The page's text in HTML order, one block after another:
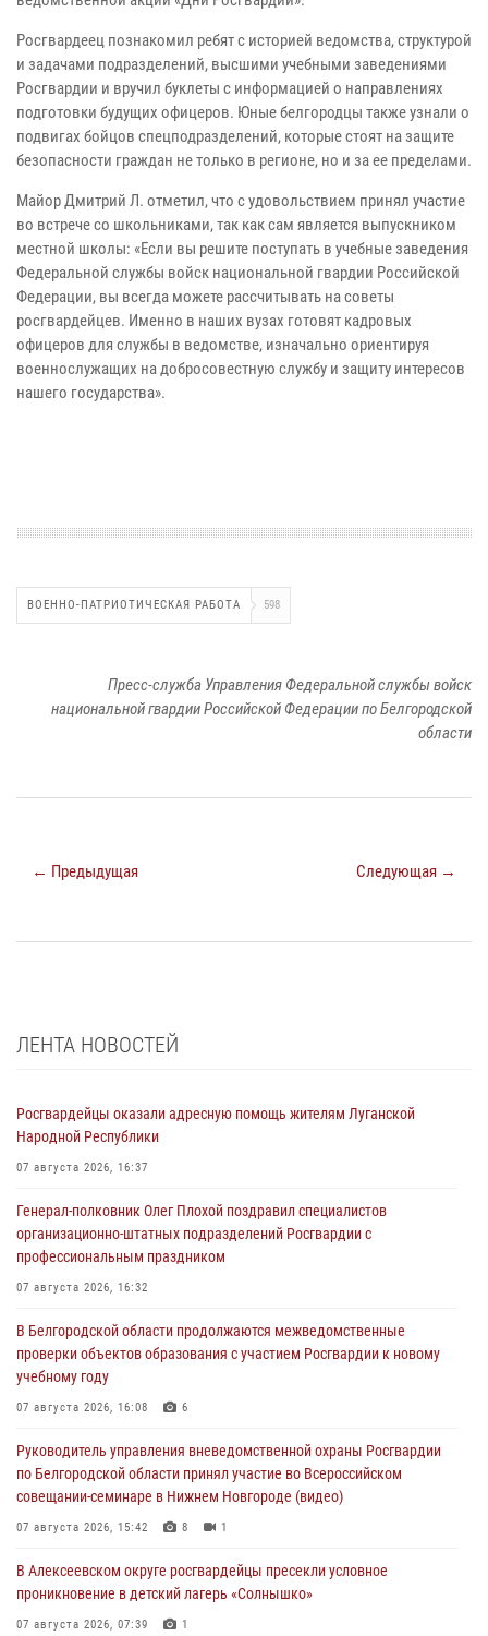
Росгвардеец познакомил ребят с историей ведомства, структурой
и задачами подразделений, высшими учебными заведениями
Росгвардии и вручил буклеты с информацией о направлениях
подготовки будущих офицеров. Юные белгородцы также узнали о
подвигах бойцов спецподразделений, которые стоят на защите
безопасности граждан не только в регионе, но и за ее пределами.
Майор Дмитрий Л. отметил, что с удовольствием принял участие
во встрече со школьниками, так как сам является выпускником
местной школы: «Если вы решите поступать в учебные заведения
Федеральной службы войск национальной гвардии Российской
Федерации, вы всегда можете рассчитывать на советы
росгвардейцев. Именно в наших вузах готовят кадровых
офицеров для службы в ведомстве, изначально ориентируя
военнослужащих на добросовестную службу и защиту интересов
нашего государства».
ВОЕННО-ПАТРИОТИЧЕСКАЯ РАБОТА 598
Пресс-служба Управления Федеральной службы войск
национальной гвардии Российской Федерации по Белгородской
области
← Предыдущая Следующая →
ЛЕНТА НОВОСТЕЙ
Росгвардейцы оказали адресную помощь жителям Луганской
Народной Республики
07 августа 2026, 16:37
Генерал-полковник Олег Плохой поздравил специалистов
организационно-штатных подразделений Росгвардии с
профессиональным праздником
07 августа 2026, 16:32
В Белгородской области продолжаются межведомственные
проверки объектов образования с участием Росгвардии к новому
учебному году
07 августа 2026, 16:08 6
Руководитель управления вневедомственной охраны Росгвардии
по Белгородской области принял участие во Всероссийском
совещании-семинаре в Нижнем Новгороде (видео)
07 августа 2026, 15:42 8 1
В Алексеевском округе росгвардейцы пресекли условное
проникновение в детский лагерь «Солнышко»
07 августа 2026, 07:39 1